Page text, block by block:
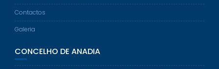
Contactos
Galeria
CONCELHO DE ANADIA